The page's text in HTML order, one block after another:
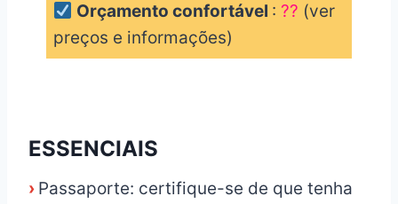
Orçamento confortável : ?? (ver
preços e informações)
ESSENCIAIS
› Passaporte: certifique-se de que tenha